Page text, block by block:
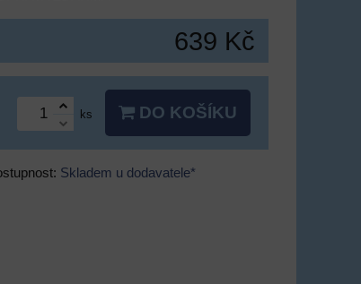
639 Kč
ks DO KOŠÍKU
Skladem u dodavatele*